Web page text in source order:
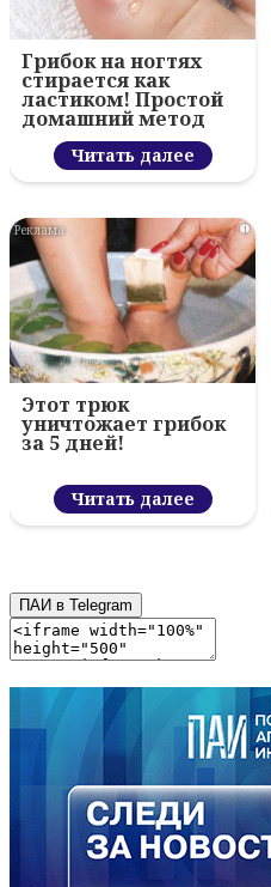
Грибок на ногтях
стирается как
ластиком! Простой
домашний метод
Читать далее
i
Этот трюк
уничтожает грибок
за 5 дней!
Читать далее
ПАИ в Telegram